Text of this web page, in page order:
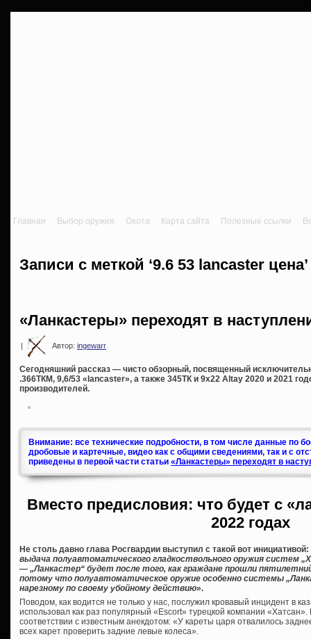
Главная Выбор оружия Охота Карта сайта Полезные ссылки
Записи с меткой ‘9.6 53 lancaster цена’
«Ланкастеры» переходят в
| Автор: ingewarr
Сегодняшний рассказ — чисто обзорный, посвященный
.366ТКМ, 9,6/53 «lancaster», а также 345ТК и 9х22 Altay 2020 и 2021
производителей.
Внимание: все технические подробности, в том числе данные по
дробовые и картечные, видео как с общими сведениями, так и с
приведены в первой части статьи «Ланкастеры» переходят в
Вместо предисловия: что будет с
2022 годах
Не столь давно глава Росгвардии выступил с такой вот инициативой:
выдача полуавтоматического гладкоствольного оружия систем
— „Ланкастер“ будет после того, как граждане прошли
потому что полуавтоматическое оружие особенно системы
нарезному по своему убойному действию».
Поводом, как водится не только у нас, послужил кровавый инцидент в
использовал как раз популярный «Escort» турецкой компании «Хатсан».
соответствии с известным анекдотом: «У кареты царя отвалилось
всех карет проверить задние левые колеса».